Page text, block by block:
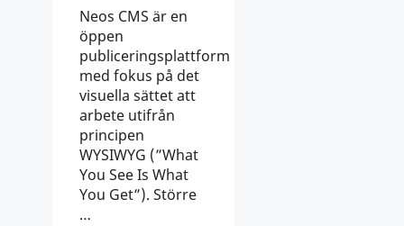
Neos CMS är en
öppen
publiceringsplattform
med fokus på det
visuella sättet att
arbete utifrån
principen
WYSIWYG (”What
You See Is What
You Get”). Större
…